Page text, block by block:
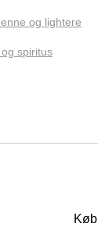
og lightere
spiritus
Køb